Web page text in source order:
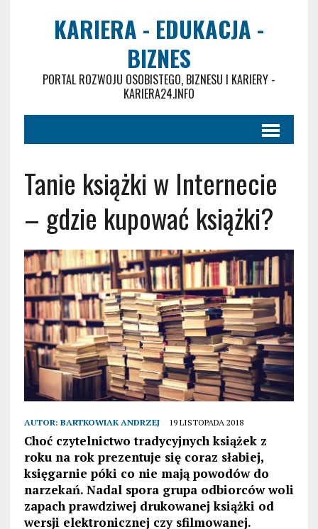
KARIERA - EDUKACJA -
BIZNES
PORTAL ROZWOJU OSOBISTEGO, BIZNESU I KARIERY -
KARIERA24.INFO
Tanie książki w Internecie
– gdzie kupować książki?
AUTOR: BARTKOWIAK ANDRZEJ 19 LISTOPADA 2018
Choć czytelnictwo tradycyjnych książek z
roku na rok prezentuje się coraz słabiej,
księgarnie póki co nie mają powodów do
narzekań. Nadal spora grupa odbiorców woli
zapach prawdziwej drukowanej książki od
wersji elektronicznej czy sfilmowanej.